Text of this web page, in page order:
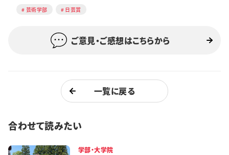
芸術学部 日芸賞
ご意見・ご感想はこちらから
一覧に戻る
合わせて読みたい
学部・大学院